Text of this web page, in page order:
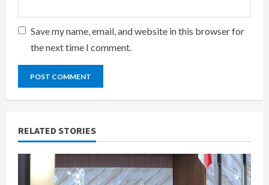
Save my name, email, and website in this browser for
the next time I comment.
RELATED STORIES